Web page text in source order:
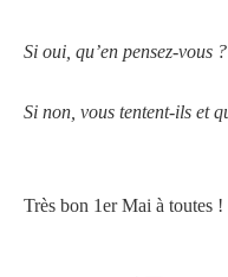
Si oui, qu’en pensez-vous ?
Si non, vous tentent-ils et
Très bon 1er Mai à toutes !